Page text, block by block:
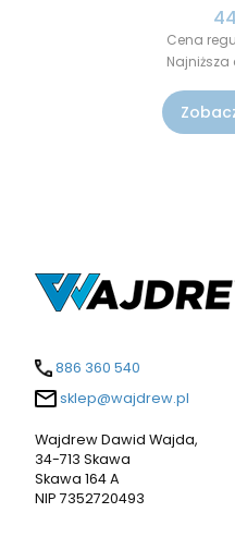
Cena
Najniższa
886 360 540
sklep@wajdrew.pl
Wajdrew Dawid Wajda,
34-713 Skawa
Skawa 164 A
NIP 7352720493